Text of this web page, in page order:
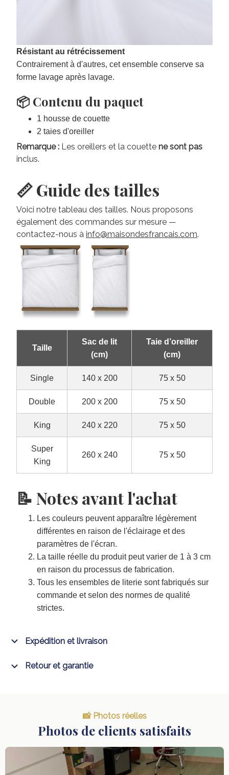
Résistant au rétrécissement
Contrairement à d'autres, cet ensemble conserve sa
forme lavage après lavage.
📦 Contenu du paquet
1 housse de couette
2 taies d'oreiller
Remarque : Les oreillers et la couette ne sont pas
inclus.
📏 Guide des tailles
Voici notre tableau des tailles. Nous proposons
également des commandes sur mesure —
contactez-nous à info@maisondesfrancais.com.
Taille
Sac de lit
(cm)
Taie d’oreiller
(cm)
Single 140 x 200 75 x 50
Double 200 x 200 75 x 50
King 240 x 220 75 x 50
Super
King
260 x 240 75 x 50
📝 Notes avant l'achat
Les couleurs peuvent apparaître légèrement
différentes en raison de l'éclairage et des
paramètres de l'écran.
La taille réelle du produit peut varier de 1 à 3 cm
en raison du processus de fabrication.
Tous les ensembles de literie sont fabriqués sur
commande et selon des normes de qualité
strictes.
Expédition et livraison
Retour et garantie
📸 Photos réelles
Photos de clients satisfaits